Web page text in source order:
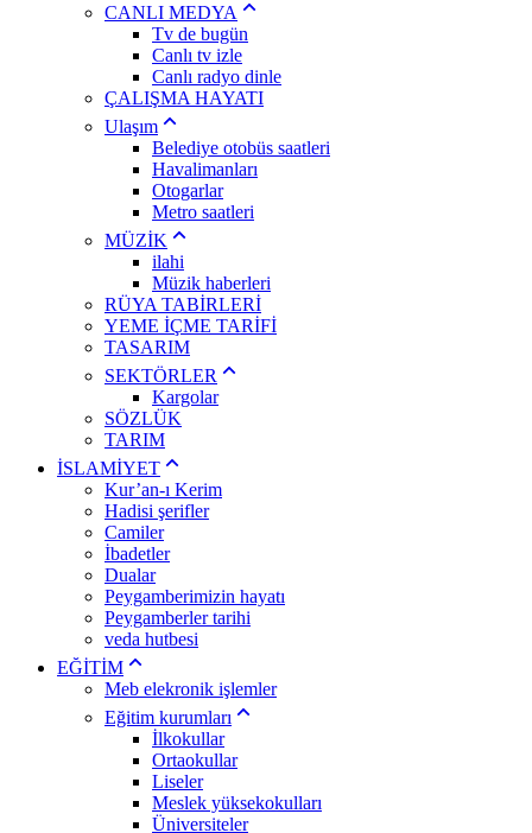
CANLI MEDYA
Tv de bugün
Canlı tv izle
Canlı radyo dinle
ÇALIŞMA HAYATI
Ulaşım
Belediye otobüs saatleri
Havalimanları
Otogarlar
Metro saatleri
MÜZİK
ilahi
Müzik haberleri
RÜYA TABİRLERİ
YEME İÇME TARİFİ
TASARIM
SEKTÖRLER
Kargolar
SÖZLÜK
TARIM
İSLAMİYET
Kur’an-ı Kerim
Hadisi şerifler
Camiler
İbadetler
Dualar
Peygamberimizin hayatı
Peygamberler tarihi
veda hutbesi
EĞİTİM
Meb elekronik işlemler
Eğitim kurumları
İlkokullar
Ortaokullar
Liseler
Meslek yüksekokulları
Üniversiteler